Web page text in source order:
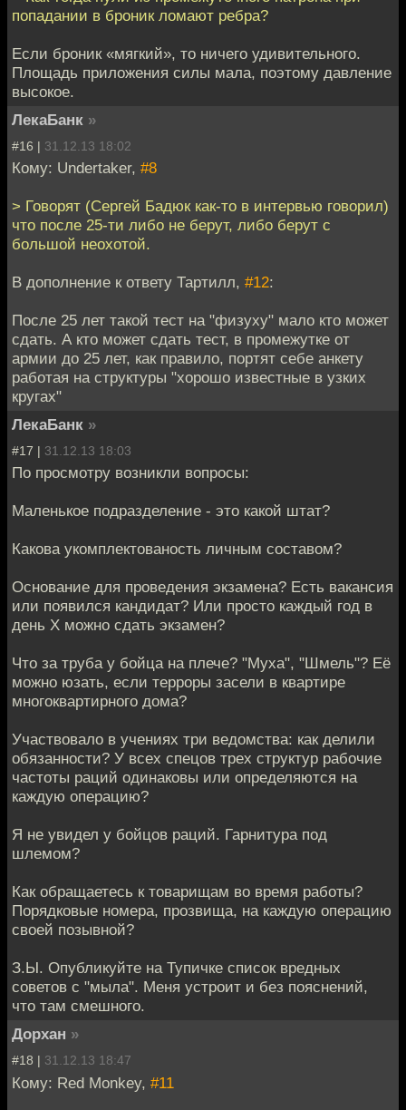
попадании в броник ломают ребра?
Если броник «мягкий», то ничего удивительного.
Площадь приложения силы мала, поэтому давление
высокое.
ЛекаБанк »
#16 | 31.12.13 18:02
Кому: Undertaker, #8
> Говорят (Сергей Бадюк как-то в интервью говорил)
что после 25-ти либо не берут, либо берут с
большой неохотой.
В дополнение к ответу Тартилл, #12:
После 25 лет такой тест на "физуху" мало кто может
сдать. А кто может сдать тест, в промежутке от
армии до 25 лет, как правило, портят себе анкету
работая на структуры "хорошо известные в узких
кругах"
ЛекаБанк »
#17 | 31.12.13 18:03
По просмотру возникли вопросы:
Маленькое подразделение - это какой штат?
Какова укомплектованость личным составом?
Основание для проведения экзамена? Есть вакансия
или появился кандидат? Или просто каждый год в
день Х можно сдать экзамен?
Что за труба у бойца на плече? "Муха", "Шмель"? Её
можно юзать, если терроры засели в квартире
многоквартирного дома?
Участвовало в учениях три ведомства: как делили
обязанности? У всех спецов трех структур рабочие
частоты раций одинаковы или определяются на
каждую операцию?
Я не увидел у бойцов раций. Гарнитура под
шлемом?
Как обращаетесь к товарищам во время работы?
Порядковые номера, прозвища, на каждую операцию
своей позывной?
З.Ы. Опубликуйте на Тупичке список вредных
советов с "мыла". Меня устроит и без пояснений,
что там смешного.
Дорхан »
#18 | 31.12.13 18:47
Кому: Red Monkey, #11